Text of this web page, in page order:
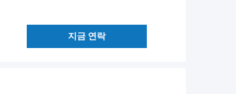
지금 연락